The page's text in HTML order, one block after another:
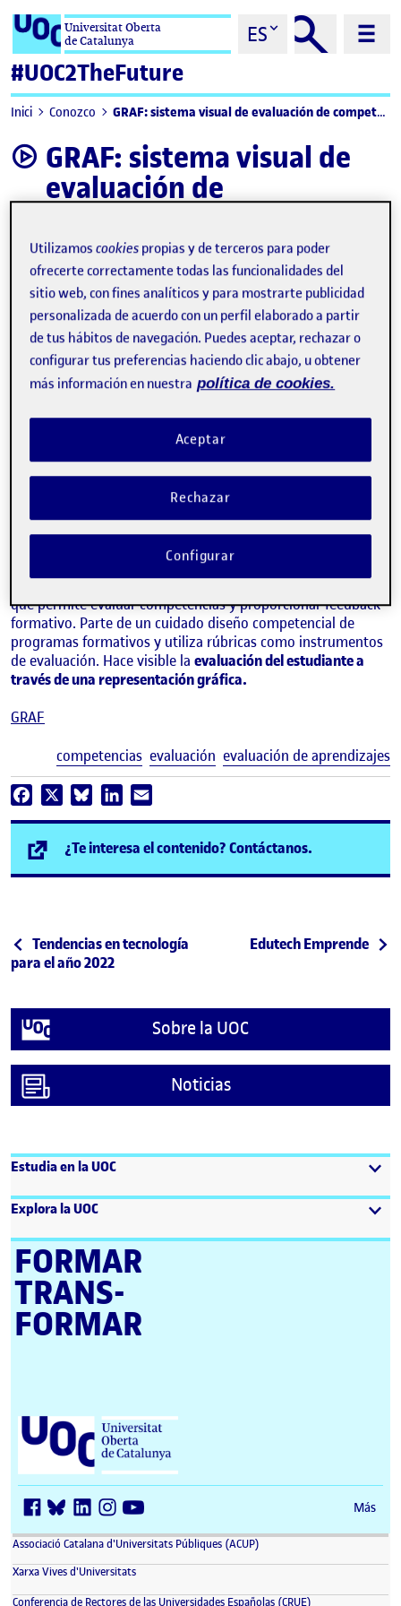
Saltar al contenidoUniversitat Oberta
de Catalunya
ES
#UOC2TheFuture
Inici Conozco GRAF: sistema visual de evaluación de competencias
video GRAF: sistema visual de
evaluación de
CRISTINA GIRONA
Sistema de evaluación basado en evidencias de aprendizaje
que permite evaluar competencias y proporcionar feedback
formativo. Parte de un cuidado diseño competencial de
programas formativos y utiliza rúbricas como instrumentos
de evaluación. Hace visible la evaluación del estudiante a
través de una representación gráfica.
GRAF
competencias evaluación evaluación de aprendizajes
Facebook BlueskyLinkedIn
¿Te interesa el contenido? Contáctanos.
Post navigation
Publicación anterior
Tendencias en tecnología
para el año 2022
Siguiente publicación
Edutech Emprende
Sobre la UOC
Noticias
Estudia en la UOC
Explora la UOC
FORMAR
TRANS­
FORMAR
Universitat Oberta de Catalunya (UOC)
Más
Associació Catalana d'Universitats Públiques (ACUP)
Xarxa Vives d'Universitats(se abre en nueva ventana)
Conferencia de Rectores de las Universidades Españolas (CRUE)
Utilizamoscookies propias y de terceros para poder
ofrecerte correctamente todas las funcionalidades del
sitio web, con fines analíticos y para mostrarte publicidad
personalizada de acuerdo con un perfil elaborado a partir
de tus hábitos de navegación. Puedes aceptar, rechazar o
configurar tus preferencias haciendo clic abajo, u obtener
más información en nuestra política de cookies.
Rechazar
Aceptar
Configurar